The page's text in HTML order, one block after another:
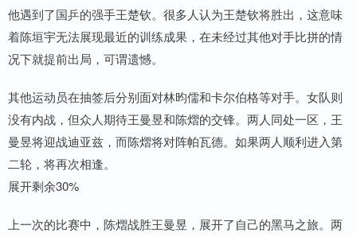
他遇到了国乒的强手王楚钦。很多人认为王楚钦将胜出，这意味
着陈垣宇无法展现最近的训练成果，在未经过其他对手比拼的情
况下就提前出局，可谓遗憾。
其他运动员在抽签后分别面对林昀儒和卡尔伯格等对手。女队则
没有内战，但众人期待王曼昱和陈熠的交锋。两人同处一区，王
曼昱将迎战迪亚兹，而陈熠将对阵帕瓦德。如果两人顺利进入第
二轮，将再次相逢。
展开剩余30%
上一次的比赛中，陈熠战胜王曼昱，展开了自己的黑马之旅。两